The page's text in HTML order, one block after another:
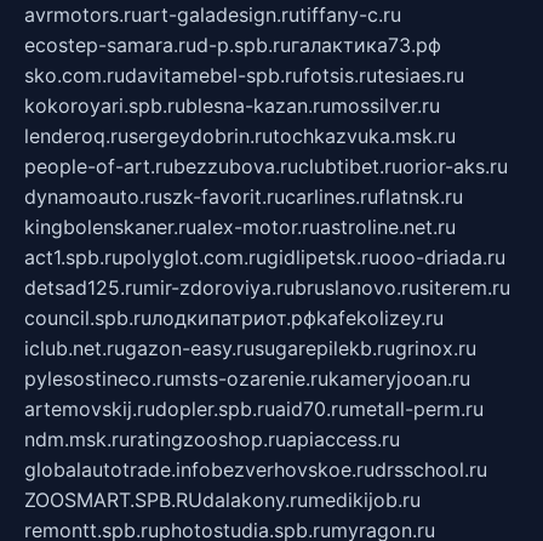
avrmotors.ruart-galadesign.rutiffany-c.ru
ecostep-samara.rud-p.spb.ruгалактика73.рф
sko.com.rudavitamebel-spb.rufotsis.rutesiaes.ru
kokoroyari.spb.rublesna-kazan.rumossilver.ru
lenderoq.rusergeydobrin.rutochkazvuka.msk.ru
people-of-art.rubezzubova.ruclubtibet.ruorior-aks.ru
dynamoauto.ruszk-favorit.rucarlines.ruflatnsk.ru
kingbolenskaner.rualex-motor.ruastroline.net.ru
act1.spb.rupolyglot.com.rugidlipetsk.ruooo-driada.ru
detsad125.rumir-zdoroviya.rubruslanovo.rusiterem.ru
council.spb.ruлодкипатриот.рфkafekolizey.ru
iclub.net.rugazon-easy.rusugarepilekb.rugrinox.ru
pylesostineco.rumsts-ozarenie.rukameryjooan.ru
artemovskij.rudopler.spb.ruaid70.rumetall-perm.ru
ndm.msk.ruratingzooshop.ruapiaccess.ru
globalautotrade.infobezverhovskoe.rudrsschool.ru
ZOOSMART.SPB.RUdalakony.rumedikijob.ru
remontt.spb.ruphotostudia.spb.rumyragon.ru